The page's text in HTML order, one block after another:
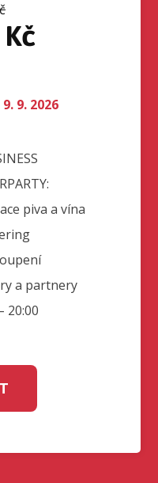
9. 2026
piva a vína
a partnery
20:00